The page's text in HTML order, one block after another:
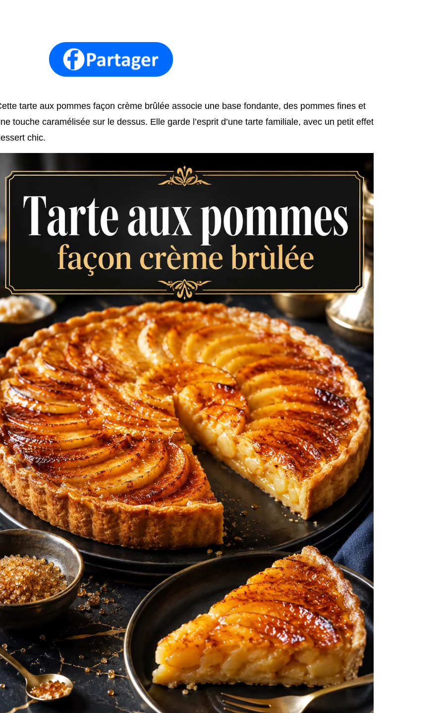
tarte aux pommes façon crème brûlée associe une base fondante, des pommes fines et
touche caramélisée sur le dessus. Elle garde l’esprit d’une tarte familiale, avec un petit effet
chic.